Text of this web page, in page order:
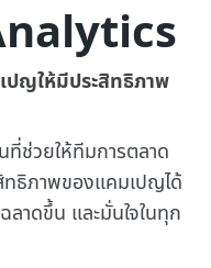
ปญให้มีประสิทธิภาพ
ช่วยให้ทีมการตลาด
ทธิภาพของแคมเปญได้
าดขึ้น และมั่นใจในทุก